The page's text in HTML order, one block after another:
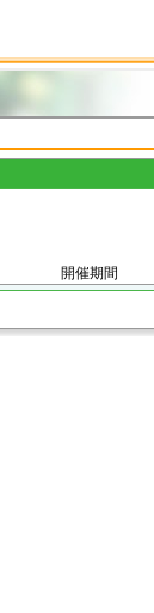
開催期間